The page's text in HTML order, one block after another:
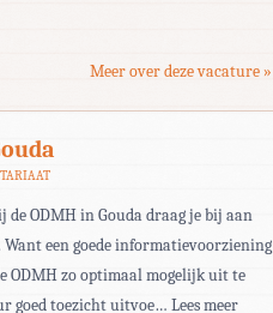
Meer over deze vacature »
ODMH in Gouda draag je bij aan
Want een goede informatievoorziening
ODMH zo optimaal mogelijk uit te
goed toezicht uitvoe… Lees meer